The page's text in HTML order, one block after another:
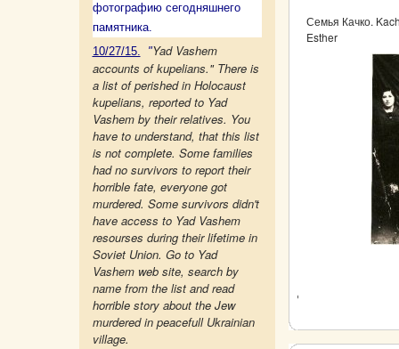
Семья Качко.
Esther
фотографию сегодняшнего
памятника.
10/27/15.
"Yad Vashem
accounts of kupelians." There is
a list of perished in Holocaust
kupelians, reported to Yad
Vashem by their relatives. You
have to understand, that this list
is not complete. Some families
had no survivors to report their
horrible fate, everyone got
murdered. Some survivors didn't
have access to Yad Vashem
resourses during their lifetime in
Soviet Union. Go to Yad
Vashem web site, search by
name from the list and read
horrible story about the Jew
murdered in peacefull Ukrainian
village.